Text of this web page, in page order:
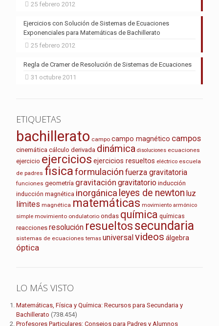
25 febrero 2012
Ejercicios con Solución de Sistemas de Ecuaciones
Exponenciales para Matemáticas de Bachillerato
25 febrero 2012
Regla de Cramer de Resolución de Sistemas de Ecuaciones
31 octubre 2011
ETIQUETAS
bachillerato campo campo magnético campos
cinemática cálculo derivada dinámica disoluciones ecuaciones
ejercicio ejercicios ejercicios resueltos eléctrico escuela
de padres fisicaformulación fuerza gravitatoria
funciones geometría gravitación gravitatorio inducción
inducción magnética inorgánica leyes de newton luz
límites magnética matemáticas movimiento armónico
simple movimiento ondulatorio ondas química químicas
reacciones resolución resueltossecundaria
sistemas de ecuaciones temas universal videos álgebra
óptica
LO MÁS VISTO
Matemáticas, Física y Química: Recursos para Secundaria y
Bachillerato (738.454)
Profesores Particulares: Consejos para Padres y Alumnos